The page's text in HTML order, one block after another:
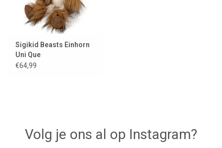
Sigikid Beasts Einhorn
Uni Que
€64,99
Volg je ons al op Instagram?